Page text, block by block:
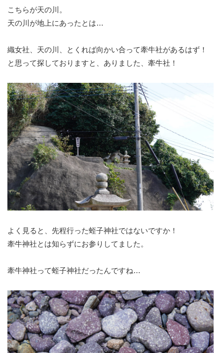
こちらが天の川。
天の川が地上にあったとは…
織女社、天の川、とくれば向かい合って牽牛社があるはず！
と思って探しておりますと、ありました、牽牛社！
よく見ると、先程行った蛭子神社ではないですか！
牽牛神社とは知らずにお参りしてました。
牽牛神社って蛭子神社だったんですね…